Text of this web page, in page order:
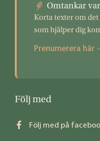
Omtankar
Korta texter om
som hjälper dig
Prenumerera här
Följ med
Följ med på